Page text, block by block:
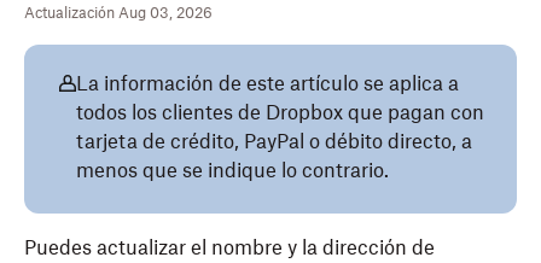
Actualización Aug 03, 2026
La información de este artículo se aplica a
todos los clientes de Dropbox que pagan con
tarjeta de crédito, PayPal o débito directo, a
menos que se indique lo contrario.
Puedes actualizar el nombre y la dirección de